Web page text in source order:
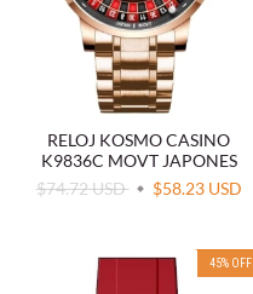
RELOJ KOSMO CASINO
K9836C MOVT JAPONES
$74.72 USD
$58.23 USD
45% OFF